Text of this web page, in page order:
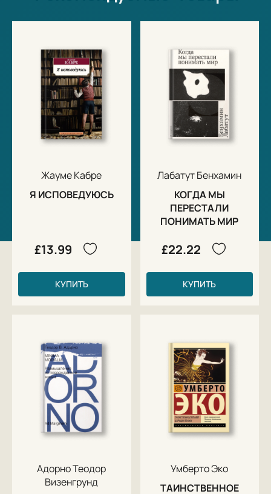
Жауме Кабре
Я ИСПОВЕДУЮСЬ
£13.99
КУПИТЬ
Лабатут Бенхамин
КОГДА МЫ
ПЕРЕСТАЛИ
ПОНИМАТЬ МИР
£22.22
КУПИТЬ
Адорно Теодор
Визенгрунд
Умберто Эко
ТАИНСТВЕННОЕ